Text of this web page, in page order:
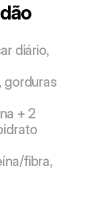
diário,
gorduras
+ 2
fibra,